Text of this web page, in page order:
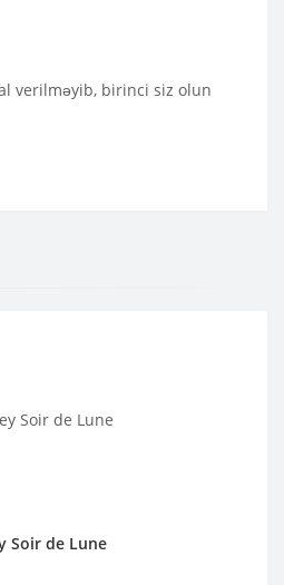
verilməyib, birinci siz olun
Soir de Lune